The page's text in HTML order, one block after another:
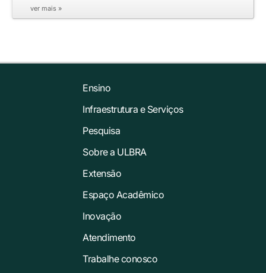
ver mais »
Ensino
Infraestrutura e Serviços
Pesquisa
Sobre a ULBRA
Extensão
Espaço Acadêmico
Inovação
Atendimento
Trabalhe conosco